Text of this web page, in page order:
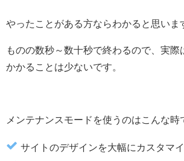
やったことがある方ならわかると思いま
ものの数秒～数十秒で終わるので、実際
かかることは少ないです。
メンテナンスモードを使うのはこんな時
サイトのデザインを大幅にカスタマ